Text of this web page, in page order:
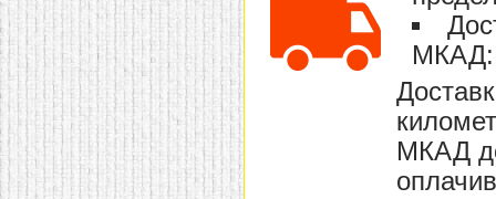
МКАД:
МКАД